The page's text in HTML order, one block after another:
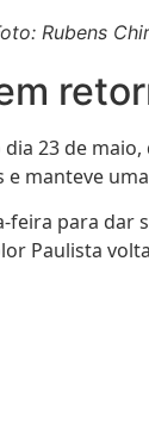
Rubens
23 de
manteve
para
Paulista